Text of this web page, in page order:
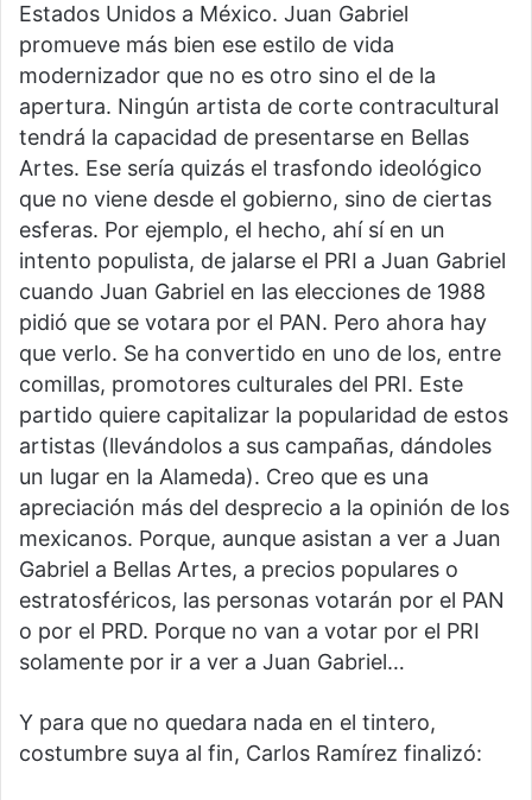
Estados Unidos a México. Juan Gabriel
promueve más bien ese estilo de vida
modernizador que no es otro sino el de la
apertura. Ningún artista de corte contracultural
tendrá la capacidad de presentarse en Bellas
Artes. Ese sería quizás el trasfondo ideológico
que no viene desde el gobierno, sino de ciertas
esferas. Por ejemplo, el hecho, ahí sí en un
intento populista, de jalarse el PRI a Juan Gabriel
cuando Juan Gabriel en las elecciones de 1988
pidió que se votara por el PAN. Pero ahora hay
que verlo. Se ha convertido en uno de los, entre
comillas, promotores culturales del PRI. Este
partido quiere capitalizar la popularidad de estos
artistas (llevándolos a sus campañas, dándoles
un lugar en la Alameda). Creo que es una
apreciación más del desprecio a la opinión de los
mexicanos. Porque, aunque asistan a ver a Juan
Gabriel a Bellas Artes, a precios populares o
estratosféricos, las personas votarán por el PAN
o por el PRD. Porque no van a votar por el PRI
solamente por ir a ver a Juan Gabriel…
Y para que no quedara nada en el tintero,
costumbre suya al fin, Carlos Ramírez finalizó: